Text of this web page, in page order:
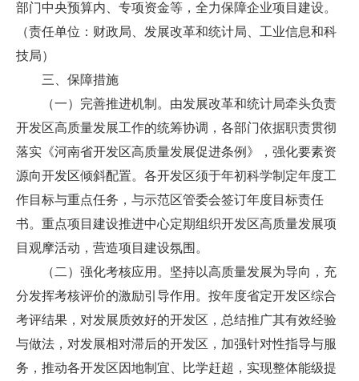
部门中央预算内、专项资金等，全力保障企业项目建设。
（责任单位：财政局、发展改革和统计局、工业信息和科
技局）
三、保障措施
（一）完善推进机制。由发展改革和统计局牵头负责
开发区高质量发展工作的统筹协调，各部门依据职责贯彻
落实《河南省开发区高质量发展促进条例》，强化要素资
源向开发区倾斜配置。各开发区须于年初科学制定年度工
作目标与重点任务，与示范区管委会签订年度目标责任
书。重点项目建设推进中心定期组织开发区高质量发展项
目观摩活动，营造项目建设氛围。
（二）强化考核应用。坚持以高质量发展为导向，充
分发挥考核评价的激励引导作用。按年度省定开发区综合
考评结果，对发展质效好的开发区，总结推广其有效经验
与做法，对发展相对滞后的开发区，加强针对性指导与服
务，推动各开发区因地制宜、比学赶超，实现整体能级提